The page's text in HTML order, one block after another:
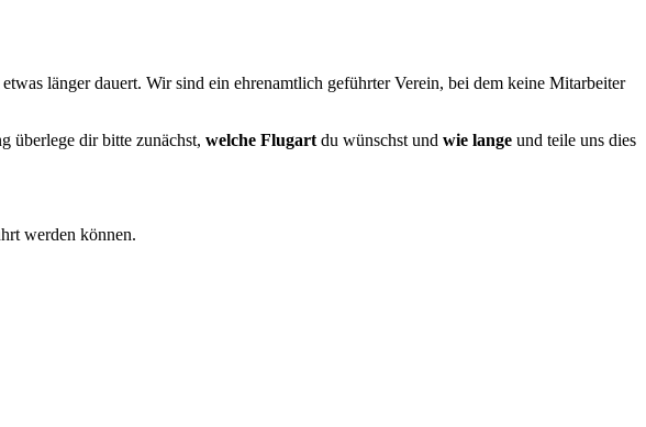
länger dauert. Wir sind ein ehrenamtlich geführter Verein, bei dem keine Mitarbeiter
überlege dir bitte zunächst, welche Flugart du wünschst und wie lange und teile uns dies
werden können.